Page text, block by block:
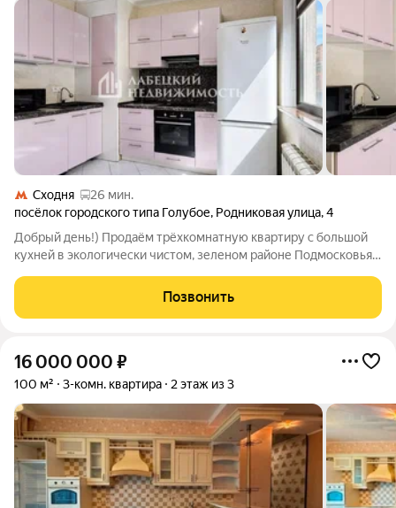
Сходня
26 мин.
посёлок городского типа Голубое, Родниковая улица,4
Добрый день!) Продаём трёхкомнатную квартиру с большой
кухней в экологически чистом, зеленом районе Подмосковья в
КОМИССИИ ! Кстати, если Вы сейчас продаёте свою квартиру,
то мы готовы сразу её
Позвонить
16 000 000 ₽
100 м² 3-комн. квартира 2 этаж из 3